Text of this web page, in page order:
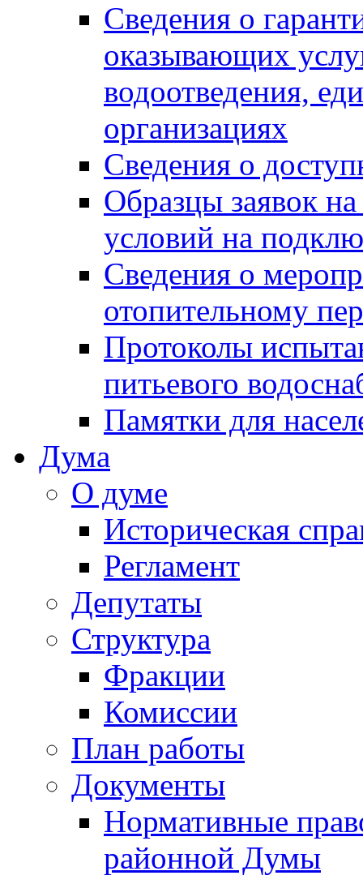
Сведения о
оказывающих
водоотведения,
организациях
Сведения о
Образцы заявок
условий на
Сведения о
отопительному
Протоколы
питьевого
Памятки для
Дума
О думе
Историческая
Регламент
Депутаты
Структура
Фракции
Комиссии
План работы
Документы
Нормативные
районной Думы